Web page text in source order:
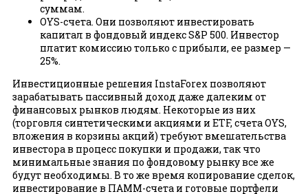
суммам.
OYS-счета. Они позволяют инвестировать
капитал в фондовый индекс S&P 500. Инвестор
платит комиссию только с прибыли, ее размер —
25%.
Инвестиционные решения InstaForex позволяют
зарабатывать пассивный доход даже далеким от
финансовых рынков людям. Некоторые из них
(торговля синтетическими акциями и ETF, счета OYS,
вложения в корзины акций) требуют вмешательства
инвестора в процесс покупки и продажи, так что
минимальные знания по фондовому рынку все же
будут необходимы. В то же время копирование сделок,
инвестирование в ПАММ-счета и готовые портфели